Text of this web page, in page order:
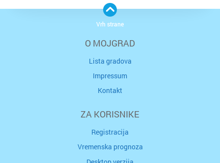
O MOJGRAD
Lista gradova
Impressum
Kontakt
ZA KORISNIKE
Registracija
Vremenska prognoza
Vrh strane